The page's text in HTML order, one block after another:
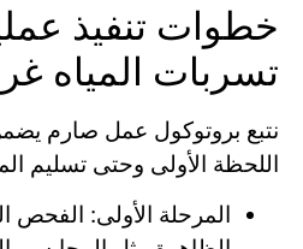
خطوات تنفيذ
تسربات المياه
نتبع بروتوكول عمل صارم
اللحظة الأولى وحتى تسليم
المرحلة الأولى: الفحص